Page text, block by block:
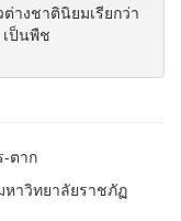
างชาตินิยมเรียกว่า
เป็นพืช
-ตาก
หาวิทยาลัยราชภัฏ